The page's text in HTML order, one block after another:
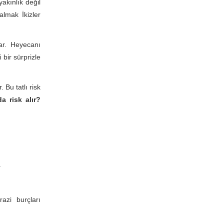
değil
İkizler
Heyecanı
bir sürprizle
Bu tatlı risk
risk alır?
burçları